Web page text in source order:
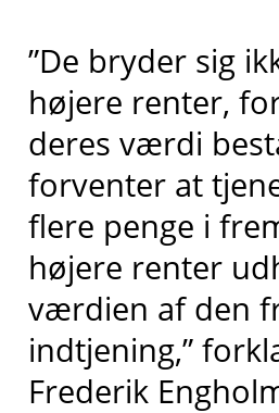
”De bryder sig
højere renter,
deres værdi
forventer at
flere penge i
højere renter
værdien af den
indtjening,”
Frederik